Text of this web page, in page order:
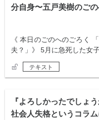
分自身〜五戸美樹のご
《 本日のごのへのごろ
夫？」》 5月に急死した女
テキスト
『よろしかったでしょ
社会人失格というコラ